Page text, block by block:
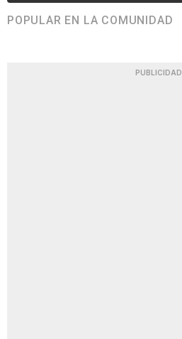
POPULAR EN LA COMUNIDAD
PUBLICIDAD